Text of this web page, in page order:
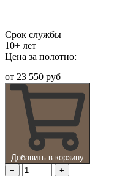
Срок службы
10+ лет
Цена за полотно:
от 23 550 руб
Добавить в корзину
−
+